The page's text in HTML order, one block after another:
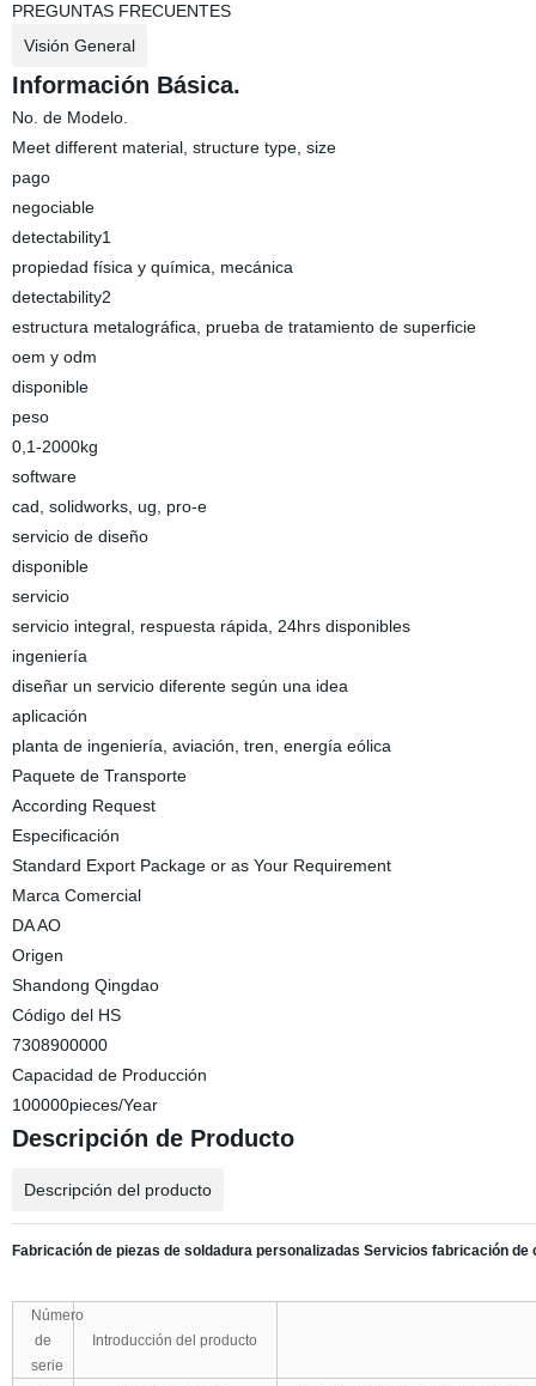
PREGUNTAS FRECUENTES
Visión General
Información Básica.
No. de Modelo.
Meet different material, structure type, size
pago
negociable
detectability1
propiedad física y química, mecánica
detectability2
estructura metalográfica, prueba de tratamiento de superficie
oem y odm
disponible
peso
0,1-2000kg
software
cad, solidworks, ug, pro-e
servicio de diseño
disponible
servicio
servicio integral, respuesta rápida, 24hrs disponibles
ingeniería
diseñar un servicio diferente según una idea
aplicación
planta de ingeniería, aviación, tren, energía eólica
Paquete de Transporte
According Request
Especificación
Standard Export Package or as Your Requirement
Marca Comercial
DA AO
Origen
Shandong Qingdao
Código del HS
7308900000
Capacidad de Producción
100000pieces/Year
Descripción de Producto
Descripción del producto
Fabricaciónde piezas de soldadura personalizadas Servicios fabricación de
Número
de
serie
Introducción del producto